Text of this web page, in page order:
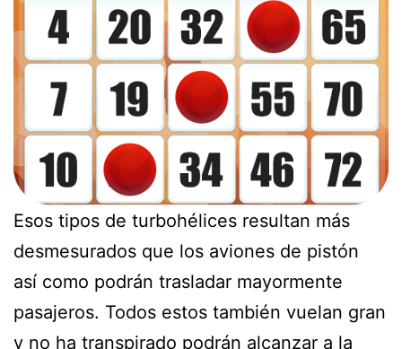
Esos tipos de turbohélices resultan más
desmesurados que los aviones de pistón
así­ como podrán trasladar mayormente
pasajeros. Todos estos también vuelan gran
y no ha transpirado podrán alcanzar a la